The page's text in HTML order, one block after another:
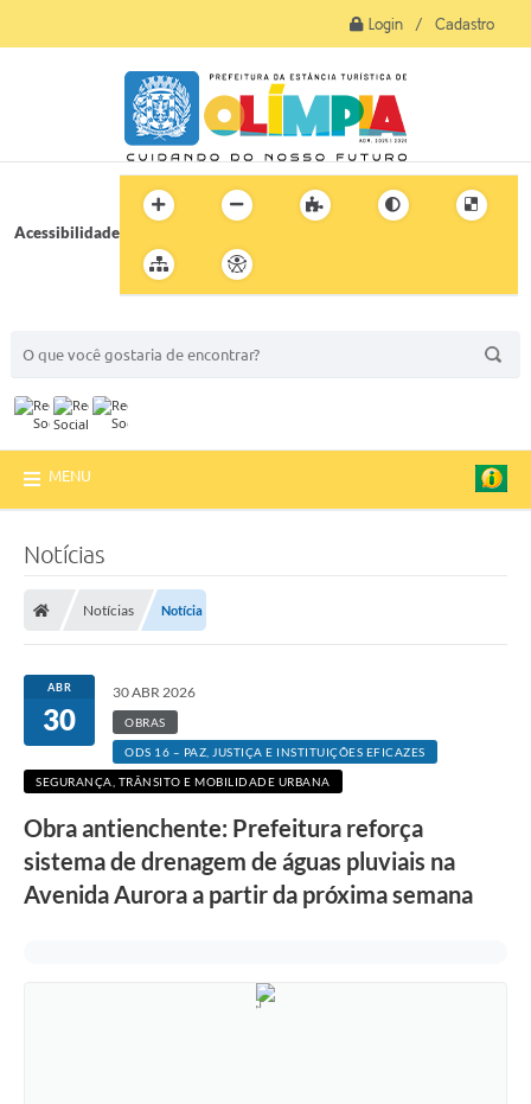
Login / Cadastro
Acessibilidade
MENU
Notícias
Notícias Notícia
ABR
30
30 ABR 2026
OBRAS
ODS 16 – PAZ, JUSTIÇA E INSTITUIÇÕES EFICAZES
SEGURANÇA, TRÂNSITO E MOBILIDADE URBANA
Obra antienchente: Prefeitura reforça
sistema de drenagem de águas pluviais na
Avenida Aurora a partir da próxima semana